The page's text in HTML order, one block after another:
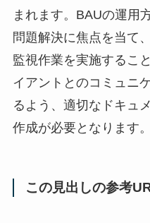
まれます。BAUの運用
問題解決に焦点を当て
監視作業を実施するこ
イアントとのコミュニ
るよう、適切なドキュ
作成が必要となります。
この見出しの参考